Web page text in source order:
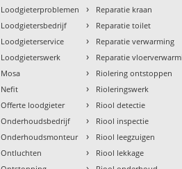
Loodgieterproblemen
Loodgietersbedrijf
Loodgieterservice
Loodgieterswerk
Mosa
Nefit
Offerte loodgieter
Onderhoudsbedrijf
Onderhoudsmonteur
Ontluchten
› Reparatie kraan
› Reparatie toilet
› Reparatie verwarming
› Reparatie
› Riolering ontstoppen
› Rioleringswerk
› Riool detectie
› Riool inspectie
› Riool leegzuigen
› Riool lekkage